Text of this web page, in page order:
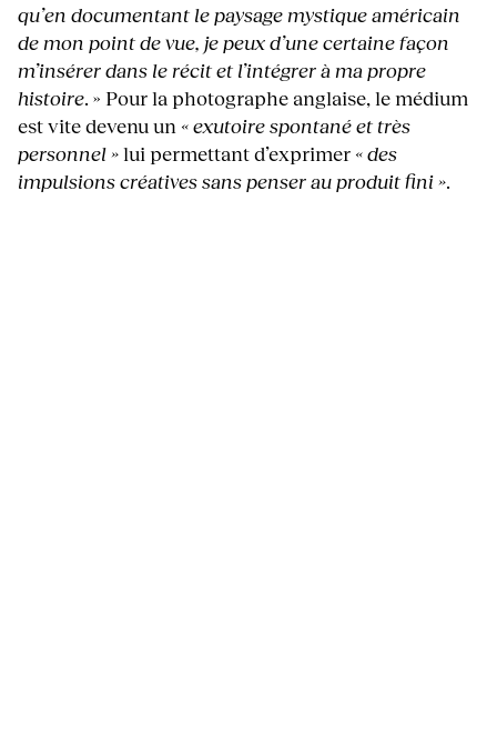
qu’en documentant le paysage mystique américain
de mon point de vue, je peux d’une certaine façon
m’insérer dans le récit et l’intégrer à ma propre
histoire. » Pour la photographe anglaise, le médium
est vite devenu un « exutoire spontané et très
personnel »lui permettant d’exprimer « des
impulsions créatives sans penser au produit fini ».